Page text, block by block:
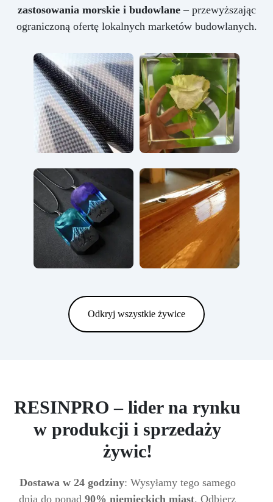
zastosowania morskie i budowlane– przewyższając
ograniczoną ofertę lokalnych marketów budowlanych.
Odkryj wszystkie żywice
RESINPRO – lider na rynku
w produkcji i sprzedaży
żywic!
Dostawa w 24 godziny: Wysyłamy tego samego
dnia do ponad 90% niemieckich miast. Odbierz